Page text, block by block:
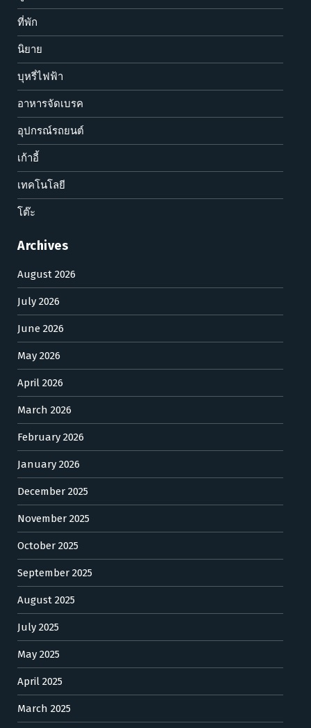
ที่พัก
นิยาย
บุหรี่ไฟฟ้า
อาหารจัดเบรค
อุปกรณ์รถยนต์
เก้าอี้
เทคโนโลยี
โต๊ะ
Archives
August 2026
July 2026
June 2026
May 2026
April 2026
March 2026
February 2026
January 2026
December 2025
November 2025
October 2025
September 2025
August 2025
July 2025
May 2025
April 2025
March 2025